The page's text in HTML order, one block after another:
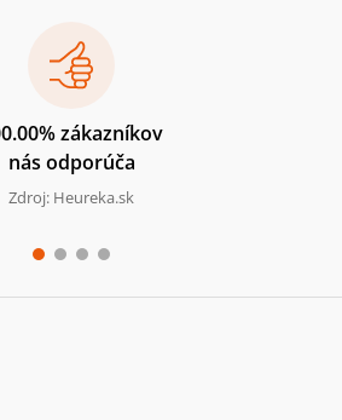
zákazníkov
nás odporúča
Zdroj: Heureka.sk